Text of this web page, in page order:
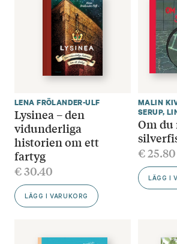
LENA FRÖLANDER-ULF
Lysinea – den
vidunderliga
historien om ett
fartyg
€30.40
LÄGG I VARUKORG
MALIN
SERUP,
Om
€25.80
LÄGG I